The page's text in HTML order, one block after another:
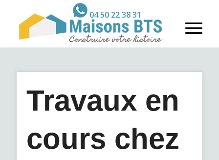
04 50 22 38 31
Travaux en
cours chez